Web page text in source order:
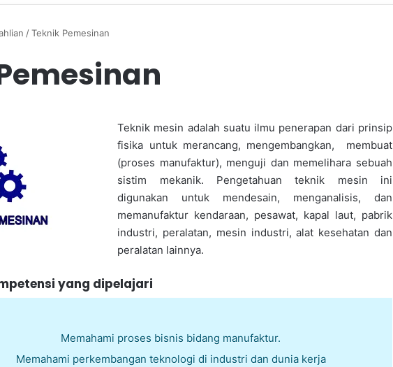
/Teknik Pemesinan
Teknik mesin adalah suatu ilmu penerapan dari prinsip
fisika untuk merancang, mengembangkan, membuat
(proses manufaktur), menguji dan memelihara sebuah
sistim mekanik. Pengetahuan teknik mesin ini
digunakan untuk mendesain, menganalisis, dan
memanufaktur kendaraan, pesawat, kapal laut, pabrik
industri, peralatan, mesin industri, alat kesehatan dan
peralatan lainnya.
yang dipelajari
Memahami proses bisnis bidang manufaktur.
Memahami perkembangan teknologi di industri dan dunia kerja